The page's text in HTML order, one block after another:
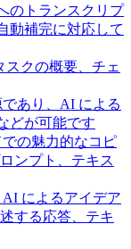
のトランスクリプ
動補完に対応して
クの概要、チェ
あり、AI による
どが可能です
の魅力的なコピ
ンプト、テキス
によるアイデア
する応答、テキ